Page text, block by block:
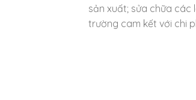
sản xuất; sửa chữa
trường cam kết với chi